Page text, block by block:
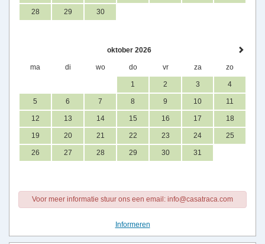
28 29 30
oktober 2026
ma di wo do vr za zo
1 2 3 4
5 6 7 8 9 10 11
12 13 14 15 16 17 18
19 20 21 22 23 24 25
26 27 28 29 30 31
Voor meer informatie stuur ons een email: info@casatraca.com
Informeren